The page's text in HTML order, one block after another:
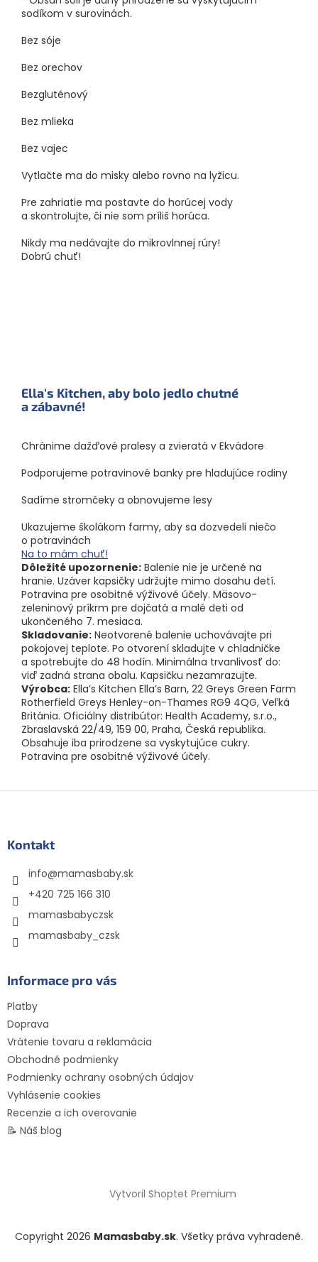
sodíkom v surovinách.
Bez sóje
Bez orechov
Bezgluténový
Bez mlieka
Bez vajec
Vytlačte ma do misky alebo rovno na lyžicu.
Pre zahriatie ma postavte do horúcej vody
a skontrolujte, či nie som príliš horúca.
Nikdy ma nedávajte do mikrovlnnej rúry!
Dobrú chuť!
Ella's Kitchen, aby bolo jedlo chutné
a zábavné!
Chránime dažďové pralesy a zvieratá v Ekvádore
Podporujeme potravinové banky pre hladujúce rodiny
Sadíme stromčeky a obnovujeme lesy
Ukazujeme školákom farmy, aby sa dozvedeli niečo
o potravinách
Na to mám chuť!
Dôležité upozornenie: Balenie nie je určené na
hranie. Uzáver kapsičky udržujte mimo dosahu detí.
Potravina pre osobitné výživové účely. Mäsovo-
zeleninový príkrm pre dojčatá a malé deti od
ukončeného 7. mesiaca.
Skladovanie: Neotvorené balenie uchovávajte pri
pokojovej teplote. Po otvorení skladujte v chladničke
a spotrebujte do 48 hodín. Minimálna trvanlivosť do:
viď zadná strana obalu. Kapsičku nezamrazujte.
Výrobca: Ella’s Kitchen Ella’s Barn, 22 Greys Green Farm
Rotherfield Greys Henley-on-Thames RG9 4QG, Veľká
Británia. Oficiálny distribútor: Health Academy, s.r.o.,
Zbraslavská 22/49, 159 00, Praha, Česká republika.
Obsahuje iba prirodzene sa vyskytujúce cukry.
Potravina pre osobitné výživové účely.
Kontakt
info@mamasbaby.sk
+420 725 166 310
mamasbabyczsk
mamasbaby_czsk
Informace pro vás
Platby
Doprava
Vrátenie tovaru a reklamácia
Obchodné podmienky
Podmienky ochrany osobných údajov
Vyhlásenie cookies
Recenzie a ich overovanie
📝 Náš blog
Vytvoril Shoptet Premium
Copyright 2026 Mamasbaby.sk. Všetky práva vyhradené.